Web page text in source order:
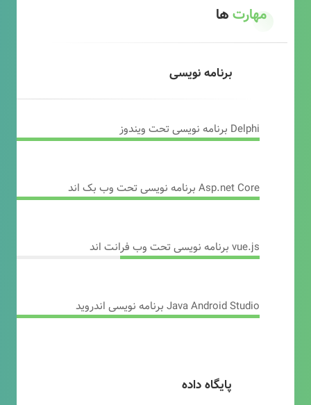
مهارتها
برنامه نویسی
Delphi برنامه نویسی تحت ویندوز
Asp.net Core برنامه نویسی تحت وب بک اند
vue.js برنامه نویسی تحت وب فرانت اند
Java Android Studio برنامه نویسی اندروید
پایگاه داده